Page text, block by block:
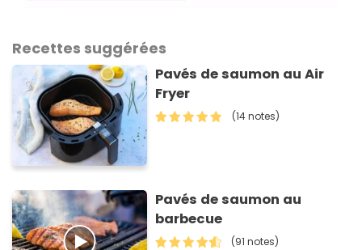
Recettes suggérées
Pavés de saumon au Air
Fryer
(14 notes)
Pavés de saumon au
barbecue
(91 notes)